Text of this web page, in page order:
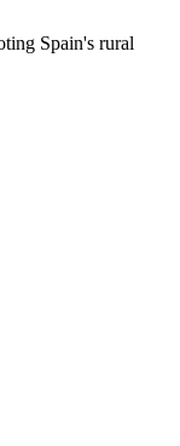
Spain's rural